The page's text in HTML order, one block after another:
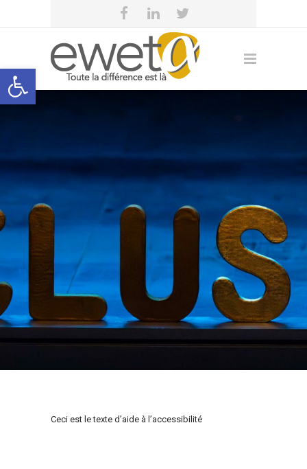
Open toolbar
Aide à l’accessibilité
Ceci est le texte d’aide à l’accessibilité